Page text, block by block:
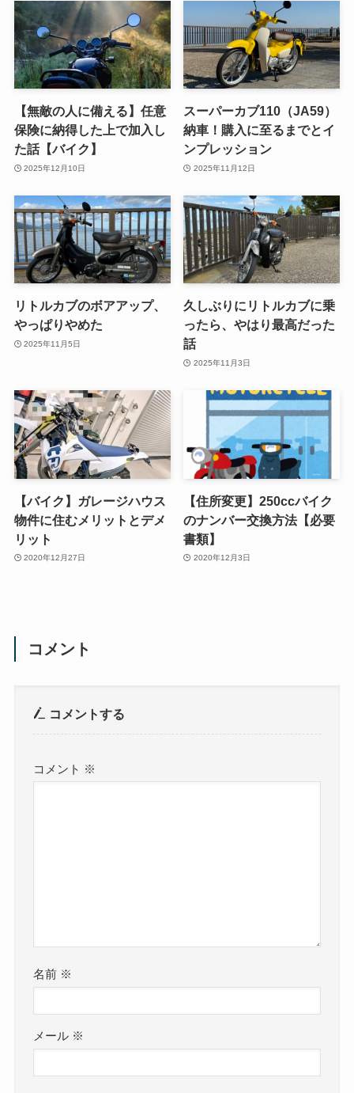
【無敵の人に備える】任意
保険に納得した上で加入し
た話【バイク】
2025年12月10日
スーパーカブ110（JA59）
納車！購入に至るまでとイ
ンプレッション
2025年11月12日
リトルカブのボアアップ、
やっぱりやめた
2025年11月5日
久しぶりにリトルカブに乗
ったら、やはり最高だった
話
2025年11月3日
【バイク】ガレージハウス
物件に住むメリットとデメ
リット
2020年12月27日
【住所変更】250ccバイク
のナンバー交換方法【必要
書類】
2020年12月3日
コメント
コメントする
コメント ※
名前 ※
メール ※